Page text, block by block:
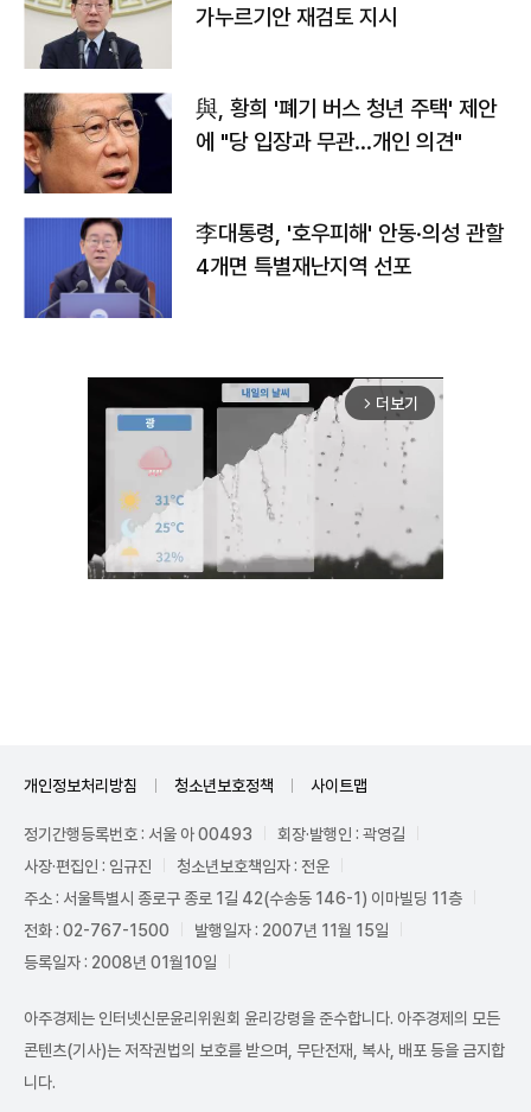
가누르기안 재검토 지시
與, 황희 '폐기 버스 청년 주택' 제안
에 "당 입장과 무관…개인 의견"
李대통령, '호우피해' 안동·의성 관할
4개면 특별재난지역 선포
arrow_forward_ios 더보기
개인정보처리방침 청소년보호정책 사이트맵
정기간행등록번호 : 서울 아 00493
회장·발행인 : 곽영길
사장·편집인 : 임규진
청소년보호책임자 : 전운
주소 : 서울특별시 종로구 종로 1길 42(수송동 146-1) 이마빌딩 11층
전화 : 02-767-1500
발행일자 : 2007년 11월 15일
등록일자 : 2008년 01월10일
아주경제는 인터넷신문윤리위원회 윤리강령을 준수합니다. 아주경제의 모든
콘텐츠(기사)는 저작권법의 보호를 받으며, 무단전재, 복사, 배포 등을 금지합
니다.